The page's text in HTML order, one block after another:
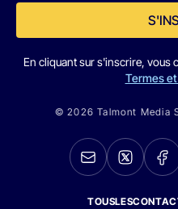
En cliquant sur s'inscrire, vous
Termes
© 2026 Talmont Media